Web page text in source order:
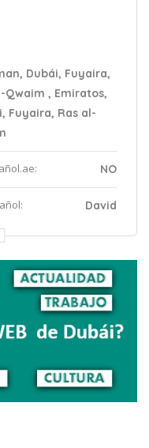
Dubái, Fuyaira,
Qwaim , Emiratos,
Fuyaira, Ras al-
NO
David